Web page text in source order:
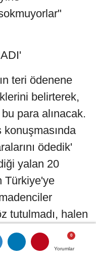
Yorumlar
Yorumlar
Yorumlar
teri ödenene
belirterek,
para alınacak.
konuşmasında
ödedik'
yalan 20
Türkiye'ye
tutulmadı, halen
Seslerini
istiyorlar. 105